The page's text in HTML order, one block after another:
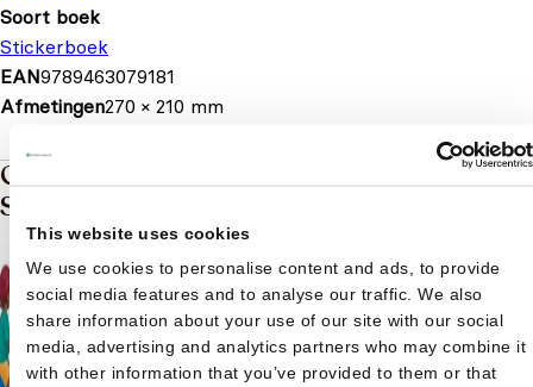
This website uses cookies
We use cookies to personalise content and ads, to provide
social media features and to analyse our traffic. We also
share information about your use of our site with our social
media, advertising and analytics partners who may combine it
with other information that you’ve provided to them or that
Soort boek
Stickerboek
EAN9789463079181
Afmetingen270 × 210 mm
Gerelateerde boeken in de soort:
Stickerboek